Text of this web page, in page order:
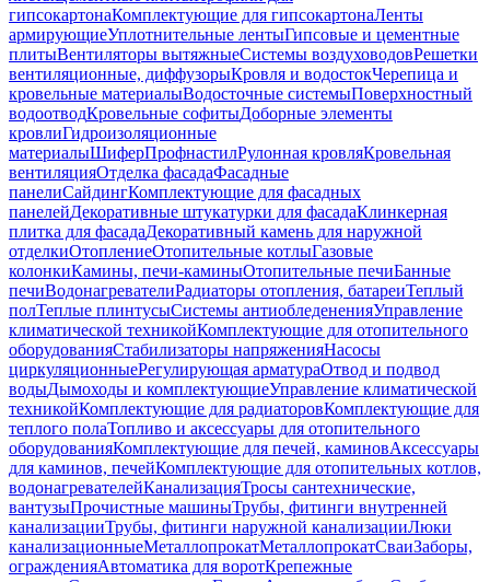
гипсокартонаКомплектующие для гипсокартонаЛенты
армирующиеУплотнительные лентыГипсовые и цементные
плитыВентиляторы вытяжныеСистемы воздуховодовРешетки
вентиляционные, диффузорыКровля и водостокЧерепица и
кровельные материалыВодосточные системыПоверхностный
водоотводКровельные софитыДоборные элементы
кровлиГидроизоляционные
материалыШиферПрофнастилРулонная кровляКровельная
вентиляцияОтделка фасадаФасадные
панелиСайдингКомплектующие для фасадных
панелейДекоративные штукатурки для фасадаКлинкерная
плитка для фасадаДекоративный камень для наружной
отделкиОтоплениеОтопительные котлыГазовые
колонкиКамины, печи-каминыОтопительные печиБанные
печиВодонагревателиРадиаторы отопления, батареиТеплый
полТеплые плинтусыСистемы антиобледененияУправление
климатической техникойКомплектующие для отопительного
оборудованияСтабилизаторы напряженияНасосы
циркуляционныеРегулирующая арматураОтвод и подвод
водыДымоходы и комплектующиеУправление климатической
техникойКомплектующие для радиаторовКомплектующие для
теплого полаТопливо и аксессуары для отопительного
оборудованияКомплектующие для печей, каминовАксессуары
для каминов, печейКомплектующие для отопительных котлов,
водонагревателейКанализацияТросы сантехнические,
вантузыПрочистные машиныТрубы, фитинги внутренней
канализацииТрубы, фитинги наружной канализацииЛюки
канализационныеМеталлопрокатМеталлопрокатСваиЗаборы,
огражденияАвтоматика для воротКрепежные